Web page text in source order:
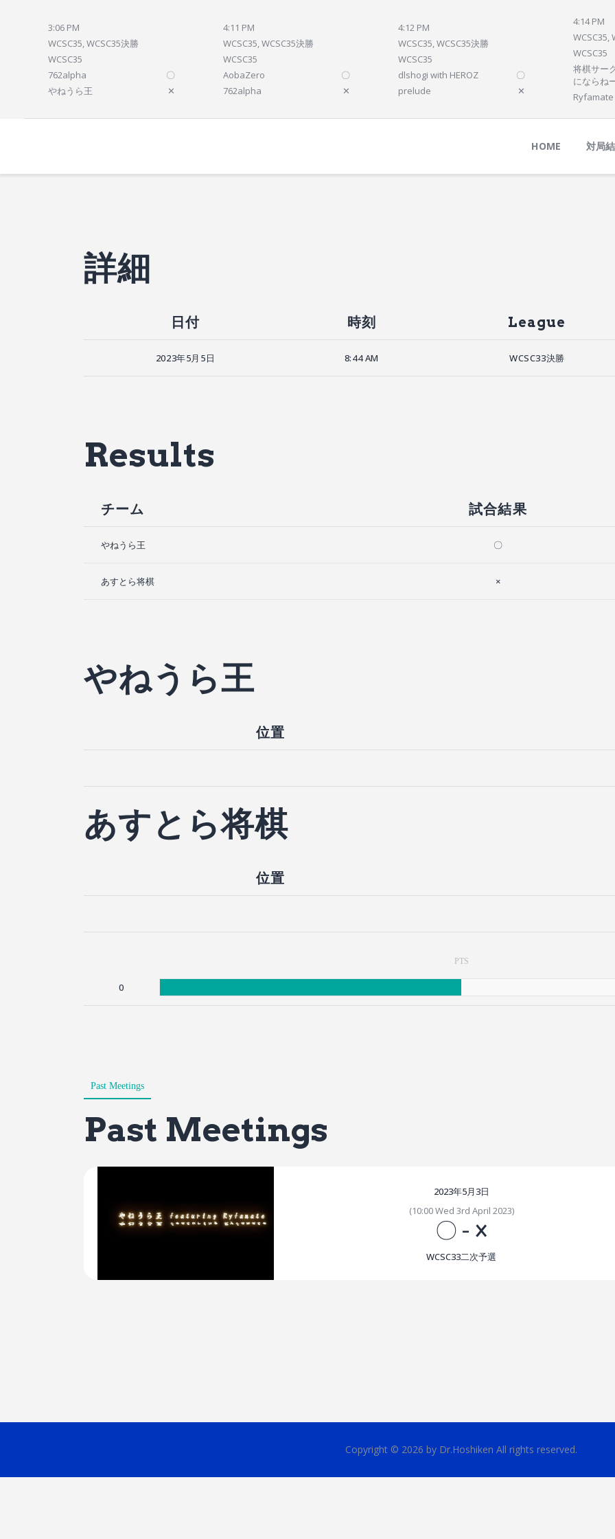
3:06 PM
WCSC35, WCSC35決勝
WCSC35
762alpha
〇
やねうら王
✕
4:11 PM
WCSC35, WCSC35決勝
WCSC35
AobaZero
〇
762alpha
✕
4:12 PM
WCSC35, WCSC35決勝
WCSC35
dlshogi with HEROZ
〇
prelude
✕
4:14 PM
WCSC35,
WCSC35
将棋サー
にならね
Ryfamate
HOME 対局
順位
詳細
日付 時刻 League
2023年5月5日 8:44 AM WCSC33決勝
Results
チーム 試合結果
やねうら王 〇
あすとら将棋 ×
やねうら王
位置
あすとら将棋
位置
PTS
0
Past Meetings
Past Meetings
2023年5月3日
(10:00 Wed 3rd April 2023)
〇 - ×
WCSC33二次予選
Copyright © 2026 by Dr.Hoshiken All rights reserved.